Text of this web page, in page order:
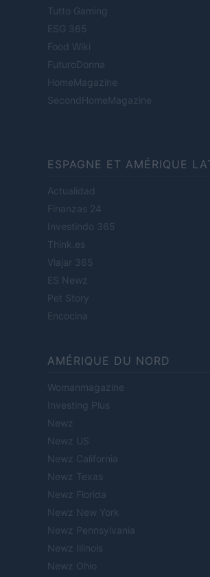
Tutto Gaming
ESG 365
Food Wiki
FuturoDonna
HomeMagazine
SecondHomeMagazine
ESPAGNE ET AMÉRIQUE
Actualidad
Finanzas 24
Investindo 365
Think.es
Viajar 365
ES Newz
Pet Story
Encocina
AMÉRIQUE DU NORD
Womanmagazine
Investing Plus
Newz
Newz US
Newz California
Newz Texas
Newz Florida
Newz New York
Newz Pennsylvania
Newz Illinois
Newz Ohio